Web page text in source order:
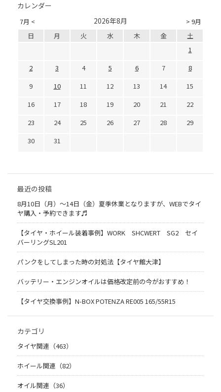
カレンダー
7月 < > 9月
2026年8月
日 月 火 水 木 金
土
1
2
3 4 5 6 7
8
9
10 11 12 13 14
15
16
17 18 19 20 21
22
23
24 25 26 27 28
29
30
31
最近の投稿
8月10日（月）〜14日（金）夏季休業となりますが、WEBでタイ
ヤ購入・予約できます♬
【タイヤ・ホイール装着事例】WORK SHCWERT SG2 セイ
バーリングSL201
パンクをしてしまった時の対処法【タイヤ館大津】
バッテリー・エンジンオイルは価格改定前の今がおすすめ！
【タイヤ交換事例】N-BOX POTENZA RE005 165/55R15
カテゴリ
タイヤ関連（463）
ホイール関連（82）
オイル関連（36）